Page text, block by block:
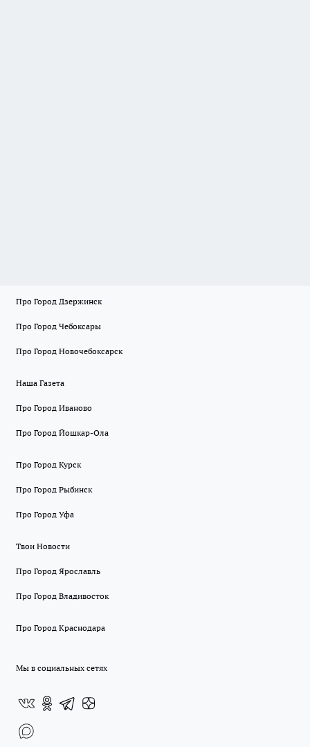
Про Город Дзержинск
Про Город Чебоксары
Про Город Новочебоксарск
Наша Газета
Про Город Иваново
Про Город Йошкар-Ола
Про Город Курск
Про Город Рыбинск
Про Город Уфа
Твои Новости
Про Город Ярославль
Про Город Владивосток
Про Город Краснодара
Мы в социальных сетях